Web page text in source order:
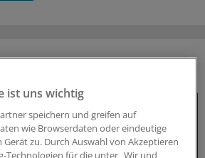
ist uns wichtig
speichern und greifen auf
wie Browserdaten oder eindeutige
zu. Durch Auswahl von Akzeptieren